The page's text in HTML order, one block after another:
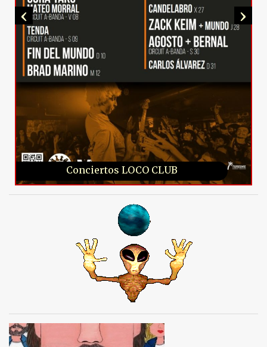
Conciertos LOCO CLUB
›
‹